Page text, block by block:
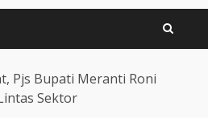
Pjs Bupati Meranti Roni
Sektor